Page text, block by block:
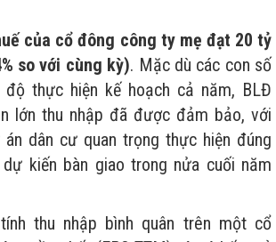
của cổ đông công ty mẹ đạt 20 tỷ
so với cùng kỳ). Mặc dù các con số
thực hiện kế hoạch cả năm, BLĐ
lớn thu nhập đã được đảm bảo, với
dân cư quan trọng thực hiện đúng
kiến bàn giao trong nửa cuối năm
thu nhập bình quân trên một cổ